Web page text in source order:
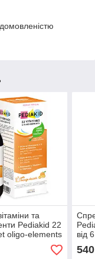
та
Pediakid 22
oligo-elements
мл Вітаміни
від
540